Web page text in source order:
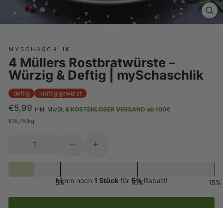
MYSCHASCHLIK
4 Müllers Rostbratwürste –
Würzig & Deftig | mySchaschlik
deftig kräftig gewürzt
Preis
€5,99 inkl. MwSt. & KOSTENLOSER VERSAND ab 100€
€15,76/kg
− +
5% 10% 15%
Nimm noch 1 Stückfür 5%Rabatt!